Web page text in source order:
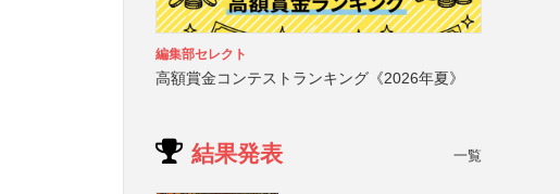
編集部セレクト
高額賞金コンテストランキング《2026年夏》
結果発表 一覧